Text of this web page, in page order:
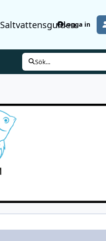
SaltvattensguidenLogga in
Sök...